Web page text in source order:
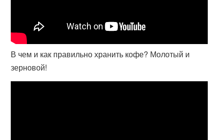
В чем и как правильно хранить кофе? Молотый и
зерновой!